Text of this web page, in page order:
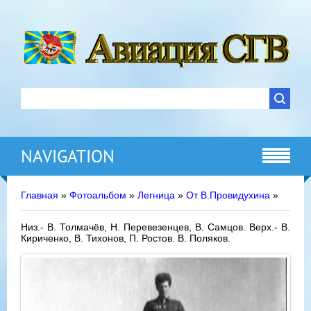
NAVIGATION
Главная » Фотоальбом » Легница » От В.Провидухина »
Низ.- В. Толмачёв, Н. Перевезенцев, В. Самцов. Верх.- В.
Кириченко, В. Тихонов, П. Ростов. В. Поляков.